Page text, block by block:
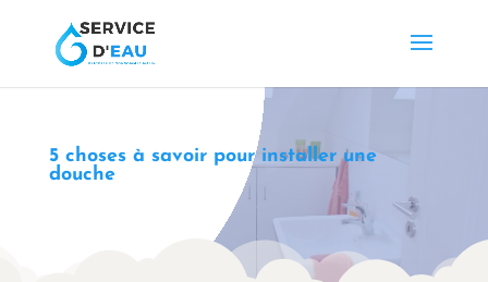
5 choses à savoir pour installer une
douche